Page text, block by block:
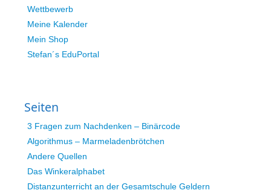
Wettbewerb
Meine Kalender
Mein Shop
Stefan´s EduPortal
Seiten
3 Fragen zum Nachdenken – Binärcode
Algorithmus – Marmeladenbrötchen
Andere Quellen
Das Winkeralphabet
Distanzunterricht an der Gesamtschule Geldern